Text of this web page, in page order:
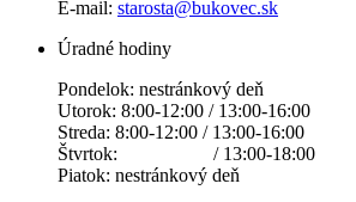
E-mail: starosta@bukovec.sk
Úradné hodiny
Pondelok: nestránkový deň
Utorok: 8:00-12:00 / 13:00-16:00
Streda: 8:00-12:00 / 13:00-16:00
Štvrtok: / 13:00-18:00
Piatok: nestránkový deň